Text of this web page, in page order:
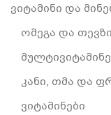
ვიტამინი და
ომეგა და
კანი, თმა და
ვიტამინები